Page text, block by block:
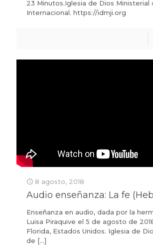
23 Minutos.Iglesia de Dios Ministerial
Internacional. https://idmji.org
8 agosto, 2018
Audio enseñanza: La fe
Enseñanza en audio, dada por la
Luisa Piraquive el 5 de agosto de
Florida, Estados Unidos. Iglesia de
de […]